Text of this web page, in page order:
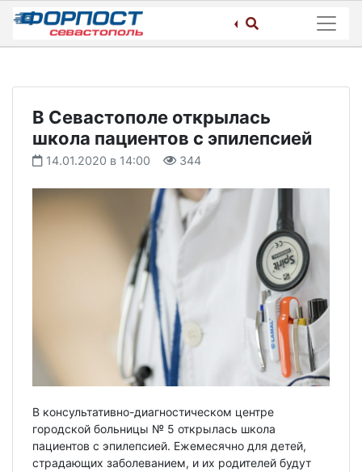
Skip
content
В Севастополе открылась
школа пациентов с эпилепсией
14.01.2020 в 14:00 344
В консультативно-диагностическом центре
городской больницы № 5 открылась школа
пациентов с эпилепсией. Ежемесячно для детей,
страдающих заболеванием, и их родителей будут